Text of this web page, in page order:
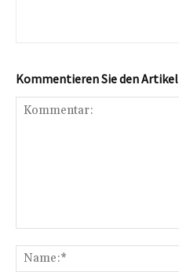
Kommentieren Sie den Artikel